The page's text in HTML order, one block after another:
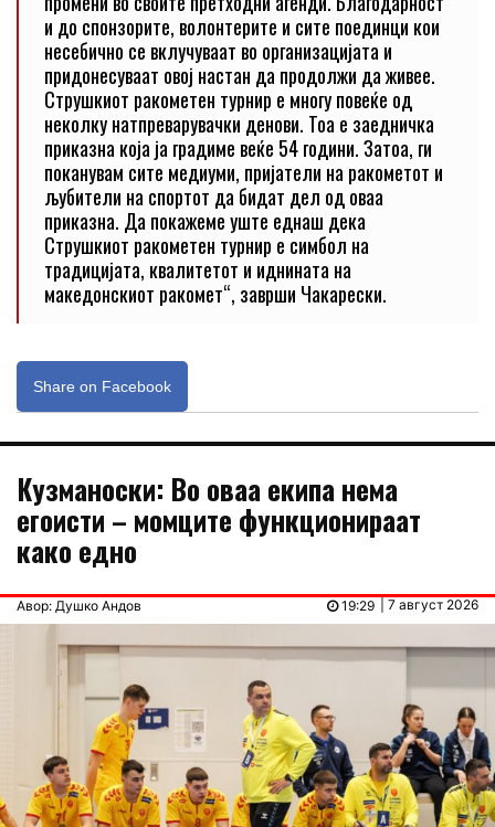
и до спонзорите, волонтерите и сите поединци кои
несебично се вклучуваат во организацијата и
придонесуваат овој настан да продолжи да живее.
Струшкиот ракометен турнир е многу повеќе од
неколку натпреварувачки денови. Тоа е заедничка
приказна која ја градиме веќе 54 години. Затоа, ги
поканувам сите медиуми, пријатели на ракометот и
љубители на спортот да бидат дел од оваа
приказна. Да покажеме уште еднаш дека
Струшкиот ракометен турнир е симбол на
традицијата, квалитетот и иднината на
македонскиот ракомет“, заврши Чакарески.
Share on Facebook
Кузманоски: Во оваа екипа нема
егоисти – момците функционираат
како едно
Авор: Душко Андов | 7 август 2026
19:29